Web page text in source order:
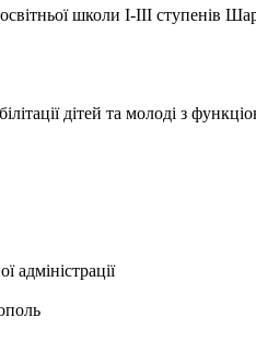
школи І-ІII ступенів
дітей та молоді з